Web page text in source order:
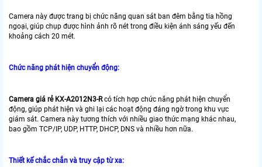
Camera này được trang bị chức năng quan sát ban đêm bằng tia hồng
ngoại, giúp chụp được hình ảnh rõ nét trong điều kiện ánh sáng yếu đến
khoảng cách 20 mét.
Chức năng phát hiện chuyển động:
Camera giá rẻ KX-A2012N3-Rcó tích hợp chức năng phát hiện chuyển
động, giúp phát hiện và ghi lại các hoạt động đáng ngờ trong khu vực
giám sát. Camera này tương thích với nhiều giao thức mạng khác nhau,
bao gồm TCP/IP, UDP, HTTP, DHCP, DNS và nhiều hơn nữa.
Thiết kế chắc chắn và truy cập từ xa: